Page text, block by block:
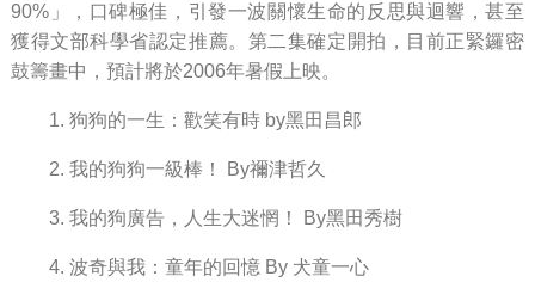
90%」，口碑極佳，引發一波關懷生命的反思與迴響，甚至
獲得文部科學省認定推薦。第二集確定開拍，目前正緊鑼密
鼓籌畫中，預計將於2006年暑假上映。
1. 狗狗的一生：歡笑有時 by黑田昌郎
2. 我的狗狗一級棒！ By禰津哲久
3. 我的狗廣告，人生大迷惘！ By黑田秀樹
4. 波奇與我：童年的回憶 By 犬童一心